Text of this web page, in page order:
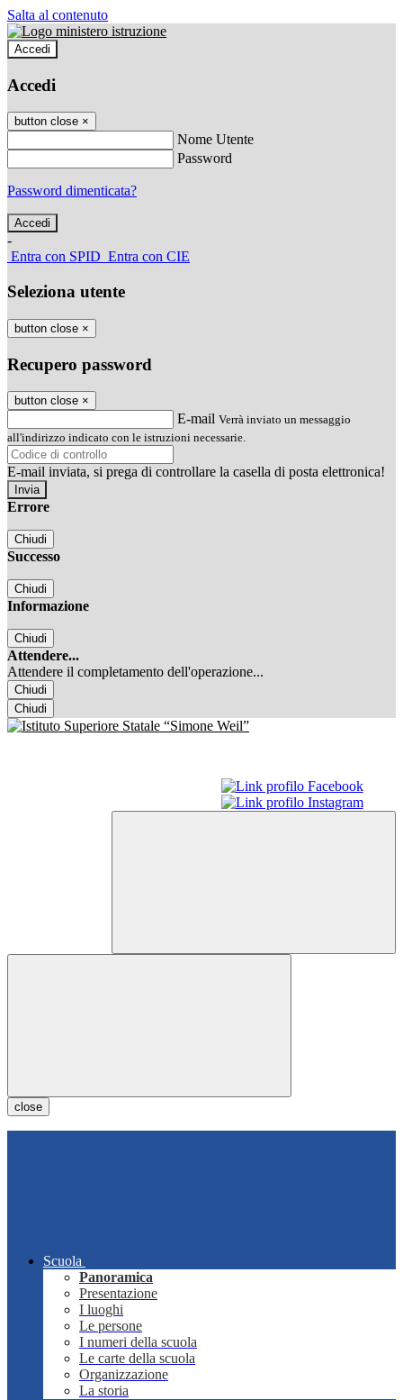
Salta al contenuto
Accedi
Accedi
button close ×
Nome Utente
Password
Password dimenticata?
-
Entra con SPID Entra con CIE
Seleziona utente
button close ×
Recupero password
button close ×
E-mail Verrà inviato un messaggio
all'indirizzo indicato con le istruzioni necessarie.
E-mail inviata, si prega di controllare la casella di posta elettronica!
Errore
Chiudi
Successo
Chiudi
Informazione
Chiudi
Attendere...
Attendere il completamento dell'operazione...
Chiudi
Chiudi
close
Scuola
Panoramica
Presentazione
I luoghi
Le persone
I numeri della scuola
Le carte della scuola
Organizzazione
La storia